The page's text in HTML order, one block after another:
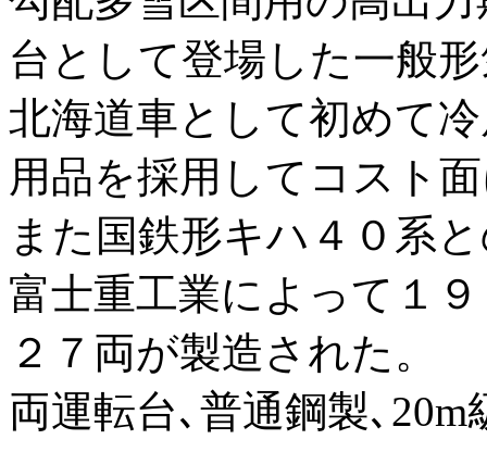
台として登場した一般
北海道車として初めて
用品を採用してコスト
また国鉄形キハ４０系
富士重工業によって１
２７両が製造された。
両運転台､普通鋼製､